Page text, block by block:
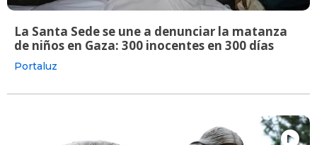
La Santa Sede se une a denunciar la matanza
de niños en Gaza: 300 inocentes en 300 días
Portaluz